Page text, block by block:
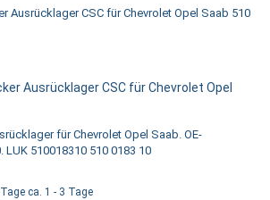
Ausrücklager CSC für Chevrolet Opel
für Chevrolet Opel Saab. OE-
LUK 510018310 510 0183 10
ca. 1 - 3 Tage